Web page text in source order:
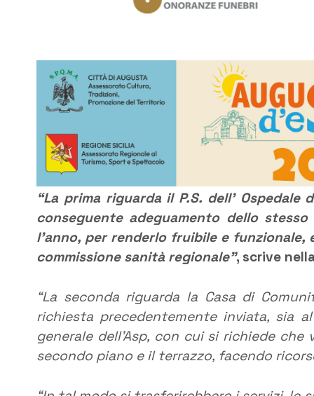
“La prima riguarda il P.S. dell’
conseguente adeguamento dello
l’anno, per renderlo fruibile e
commissione sanità regionale”, scrive
“La seconda riguarda la Casa di
richiesta precedentemente inviata, sia
generale dell’Asp, con cui si richiede
secondo piano e il terrazzo, facendo